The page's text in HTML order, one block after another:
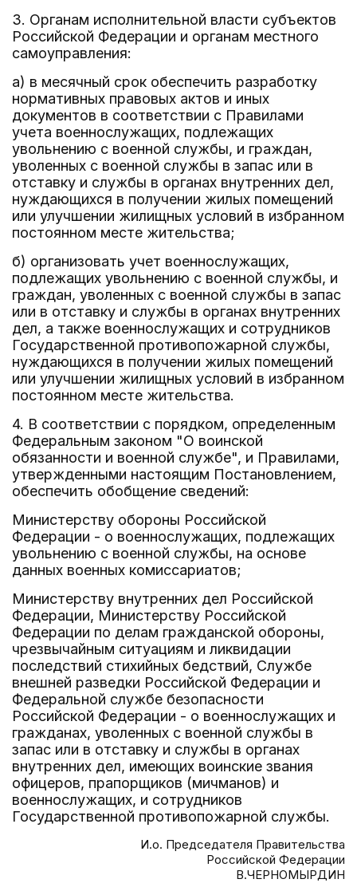
3. Органам исполнительной власти субъектов
Российской Федерации и органам местного
самоуправления:
а) в месячный срок обеспечить разработку
нормативных правовых актов и иных
документов в соответствии с Правилами
учета военнослужащих, подлежащих
увольнению с военной службы, и граждан,
уволенных с военной службы в запас или в
отставку и службы в органах внутренних дел,
нуждающихся в получении жилых помещений
или улучшении жилищных условий в избранном
постоянном месте жительства;
б) организовать учет военнослужащих,
подлежащих увольнению с военной службы, и
граждан, уволенных с военной службы в запас
или в отставку и службы в органах внутренних
дел, а также военнослужащих и сотрудников
Государственной противопожарной службы,
нуждающихся в получении жилых помещений
или улучшении жилищных условий в избранном
постоянном месте жительства.
4. В соответствии с порядком, определенным
Федеральным законом "О воинской
обязанности и военной службе", и Правилами,
утвержденными настоящим Постановлением,
обеспечить обобщение сведений:
Министерству обороны Российской
Федерации - о военнослужащих, подлежащих
увольнению с военной службы, на основе
данных военных комиссариатов;
Министерству внутренних дел Российской
Федерации, Министерству Российской
Федерации по делам гражданской обороны,
чрезвычайным ситуациям и ликвидации
последствий стихийных бедствий, Службе
внешней разведки Российской Федерации и
Федеральной службе безопасности
Российской Федерации - о военнослужащих и
гражданах, уволенных с военной службы в
запас или в отставку и службы в органах
внутренних дел, имеющих воинские звания
офицеров, прапорщиков (мичманов) и
военнослужащих, и сотрудников
Государственной противопожарной службы.
И.о. Председателя Правительства
Российской Федерации
В.ЧЕРНОМЫРДИН